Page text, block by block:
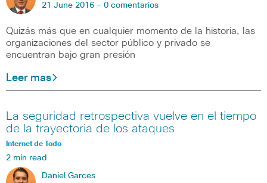
21 June 2016 - 0 comentarios
Quizás más que en cualquier momento de la historia, las
organizaciones del sector público y privado se
encuentran bajo gran presión
Leer mas
La seguridad retrospectiva vuelve en el tiempo
de la trayectoria de los ataques
Internet de Todo
2 min read
Daniel Garces